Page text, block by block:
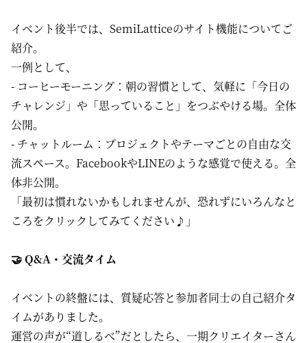
イベント後半では、SemiLatticeのサイト機能についてご
紹介。
一例として、
- コーヒーモーニング：朝の習慣として、気軽に「今日の
チャレンジ」や「思っていること」をつぶやける場。全体
公開。
- チャットルーム：プロジェクトやテーマごとの自由な交
流スペース。FacebookやLINEのような感覚で使える。全
体非公開。
「最初は慣れないかもしれませんが、恐れずにいろんなと
ころをクリックしてみてください♪」
🤝 Q&A・交流タイム
イベントの終盤には、質疑応答と参加者同士の自己紹介タ
イムがありました。
運営の声が“道しるべ”だとしたら、一期クリエイターさん